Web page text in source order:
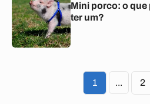
Mini porco: o que
ter um?
1 ... 2